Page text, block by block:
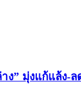
” มุ่งแก้แล้ง-ล